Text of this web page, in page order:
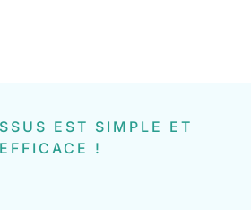
EST SIMPLE ET
EFFICACE !